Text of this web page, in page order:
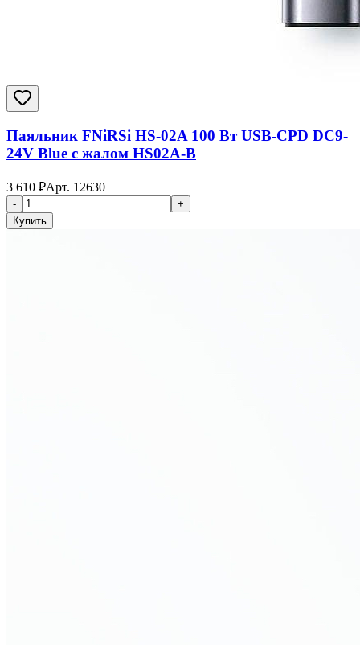
Паяльник FNiRSi HS-02A 100 Вт USB-CPD DC9-
24V Blue с жалом HS02A-B
3 610 ₽Арт. 12630
-
+
Купить